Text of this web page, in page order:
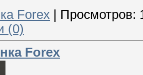
Forex | Просмотров:
(0)
Forex